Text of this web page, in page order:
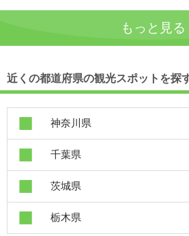
もっと見る
近くの都道府県の観光スポットを探
神奈川県
千葉県
茨城県
栃木県